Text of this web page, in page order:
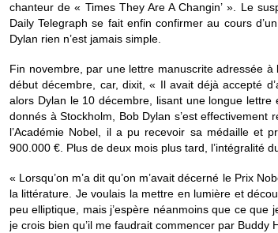
chanteur de « Times They Are A Changin’ ». Le
Daily Telegraph se fait enfin confirmer au cours
Dylan rien n’est jamais simple.
Fin novembre, par une lettre manuscrite adressée
début décembre, car, dixit, « Il avait déjà accepté
alors Dylan le 10 décembre, lisant une longue lettre
donnés à Stockholm, Bob Dylan s’est
l’Académie Nobel, il a pu recevoir sa médaille et
900.000 €. Plus de deux mois plus tard, l’intégralité
« Lorsqu’on m’a dit qu’on m’avait décerné le Prix
la littérature. Je voulais la mettre en lumière et
peu elliptique, mais j’espère néanmoins que ce
je crois bien qu’il me faudrait commencer par Buddy